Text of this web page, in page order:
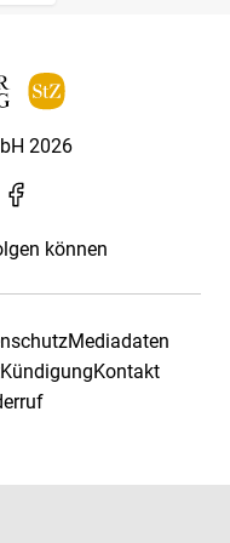
2026
können
Mediadaten
KündigungKontakt